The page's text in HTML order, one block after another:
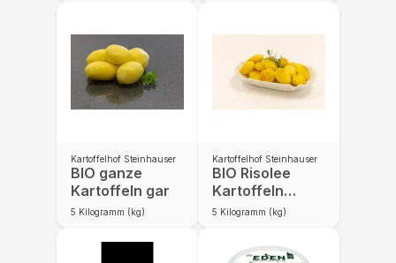
Kartoffelhof Steinhauser
BIO ganze
Kartoffeln gar
5 Kilogramm (kg)
Kartoffelhof Steinhauser
BIO Risolee
Kartoffeln
vorgegart
5 Kilogramm (kg)